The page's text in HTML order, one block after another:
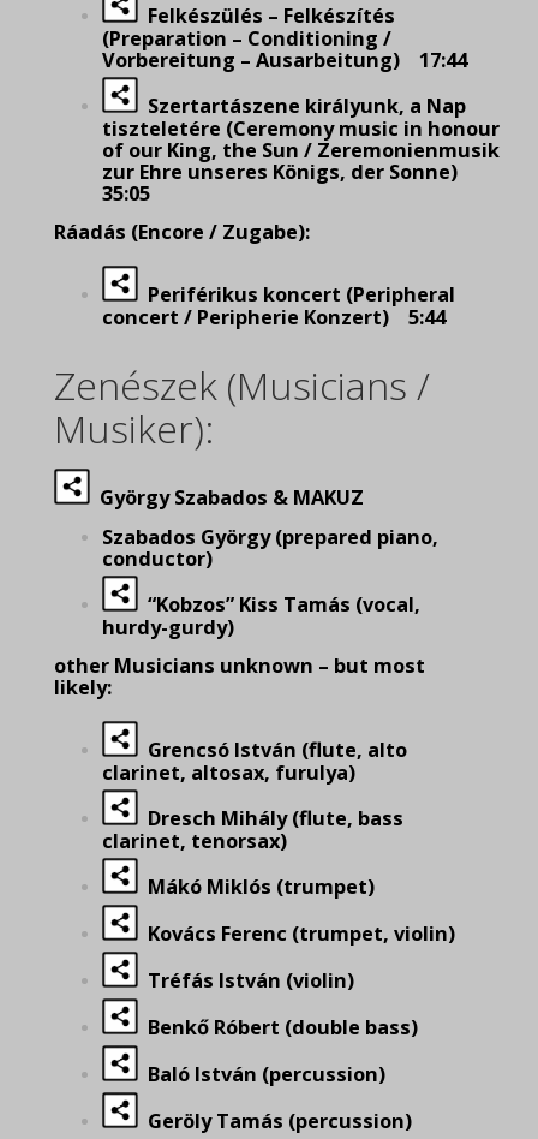
Felkészülés – Felkészítés
(Preparation – Conditioning /
Vorbereitung – Ausarbeitung) 17:44
Szertartászene királyunk, a Nap
tiszteletére (Ceremony music in honour
of our King, the Sun / Zeremonienmusik
zur Ehre unseres Königs, der Sonne)
35:05
Ráadás (Encore / Zugabe):
Periférikus koncert (Peripheral
concert / Peripherie Konzert) 5:44
Zenészek (Musicians /
Musiker):
György Szabados & MAKUZ
Szabados György (prepared piano,
conductor)
“Kobzos” Kiss Tamás (vocal,
hurdy-gurdy)
other Musicians unknown – but most
likely:
Grencsó István (flute, alto
clarinet, altosax, furulya)
Dresch Mihály (flute, bass
clarinet, tenorsax)
Mákó Miklós (trumpet)
Kovács Ferenc (trumpet, violin)
Tréfás István (violin)
Benkő Róbert (double bass)
Baló István (percussion)
Geröly Tamás (percussion)